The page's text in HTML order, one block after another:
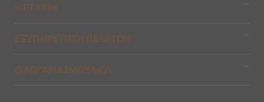
Η ΕΤΑΙΡΙΑ
ΕΞΥΠΗΡΕΤΗΣΗ ΠΕΛΑΤΩΝ
Ο ΛΟΓΑΡΙΑΣΜΟΣ ΜΟΥ